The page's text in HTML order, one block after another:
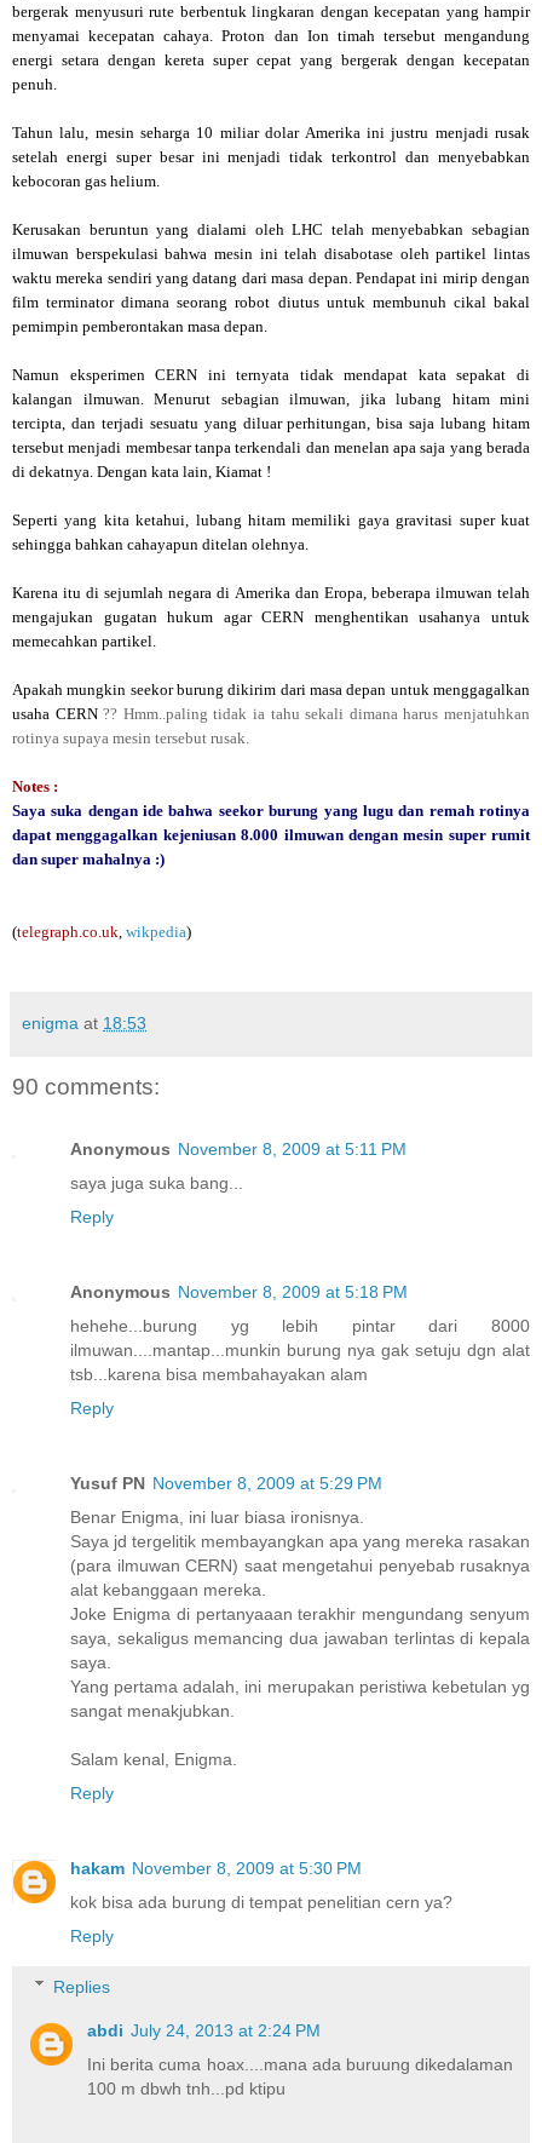
bergerak menyusuri rute berbentuk lingkaran dengan kecepatan yang hampir
menyamai kecepatan cahaya. Proton dan Ion timah tersebut mengandung
energi setara dengan kereta super cepat yang bergerak dengan kecepatan
penuh.
Tahun lalu, mesin seharga 10 miliar dolar Amerika ini justru menjadi rusak
setelah energi super besar ini menjadi tidak terkontrol dan menyebabkan
kebocoran gas helium.
Kerusakan beruntun yang dialami oleh LHC telah menyebabkan sebagian
ilmuwan berspekulasi bahwa mesin ini telah disabotase oleh partikel lintas
waktu mereka sendiri yang datang dari masa depan. Pendapat ini mirip dengan
film terminator dimana seorang robot diutus untuk membunuh cikal bakal
pemimpin pemberontakan masa depan.
Namun eksperimen CERN ini ternyata tidak mendapat kata sepakat di
kalangan ilmuwan. Menurut sebagian ilmuwan, jika lubang hitam mini
tercipta, dan terjadi sesuatu yang diluar perhitungan, bisa saja lubang hitam
tersebut menjadi membesar tanpa terkendali dan menelan apa saja yang berada
di dekatnya. Dengan kata lain, Kiamat !
Seperti yang kita ketahui, lubang hitam memiliki gaya gravitasi super kuat
sehingga bahkan cahayapun ditelan olehnya.
Karena itu di sejumlah negara di Amerika dan Eropa, beberapa ilmuwan telah
mengajukan gugatan hukum agar CERN menghentikan usahanya untuk
memecahkan partikel.
Apakah mungkin seekor burung dikirim dari masa depan untuk menggagalkan
usaha CERN?? Hmm..paling tidak ia tahu sekali dimana harus menjatuhkan
rotinya supaya mesin tersebut rusak.
Notes :
Saya suka dengan ide bahwa seekor burung yang lugu dan remah rotinya
dapat menggagalkan kejeniusan 8.000 ilmuwan dengan mesin super rumit
dan super mahalnya :)
(telegraph.co.uk wikpedia)
enigma at 18:53
90 comments:
Anonymous November 8, 2009 at 5:11 PM
saya juga suka bang...
Reply
Anonymous November 8, 2009 at 5:18 PM
hehehe...burung yg lebih pintar dari 8000
ilmuwan....mantap...munkin burung nya gak setuju dgn alat
tsb...karena bisa membahayakan alam
Reply
Yusuf PN November 8, 2009 at 5:29 PM
Benar Enigma, ini luar biasa ironisnya.
Saya jd tergelitik membayangkan apa yang mereka rasakan
(para ilmuwan CERN) saat mengetahui penyebab rusaknya
alat kebanggaan mereka.
Joke Enigma di pertanyaaan terakhir mengundang senyum
saya, sekaligus memancing dua jawaban terlintas di kepala
saya.
Yang pertama adalah, ini merupakan peristiwa kebetulan yg
sangat menakjubkan.
Salam kenal, Enigma.
Reply
hakam November 8, 2009 at 5:30 PM
kok bisa ada burung di tempat penelitian cern ya?
Reply
Replies
abdi July 24, 2013 at 2:24 PM
Ini berita cuma hoax....mana ada buruung dikedalaman
100 m dbwh tnh...pd ktipu